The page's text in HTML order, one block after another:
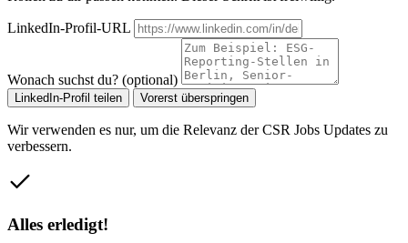
LinkedIn-Profil-URL
Wonach suchst du? (optional)
LinkedIn-Profil teilen Vorerst überspringen
Wir verwenden es nur, um die Relevanz der CSR Jobs Updates zu
verbessern.
Alles erledigt!